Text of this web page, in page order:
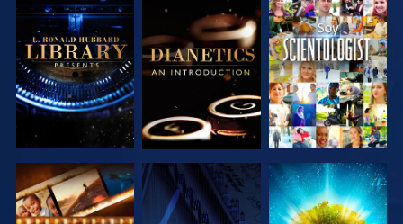
EXPLORA LAS
SERIES
EXPLORA LAS
SERIES
VE
EXPLORA LAS
VE
EXPLORA LAS